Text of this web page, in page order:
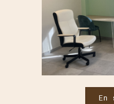
En